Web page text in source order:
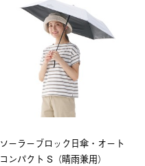
ソーラーブロック日傘・オート
コンパクト S（晴雨兼用）